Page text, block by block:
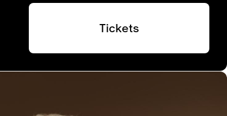
Tickets